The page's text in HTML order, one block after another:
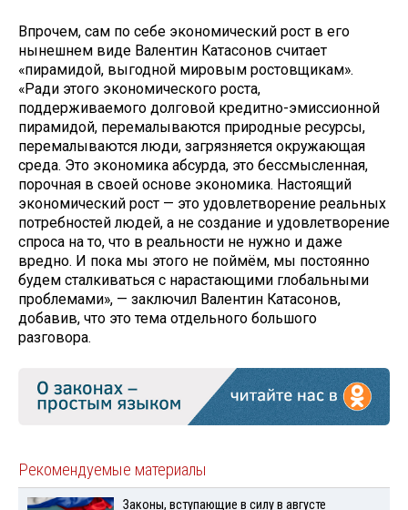
Впрочем, сам по себе экономический рост в его
нынешнем виде Валентин Катасонов считает
«пирамидой, выгодной мировым ростовщикам».
«Ради этого экономического роста,
поддерживаемого долговой кредитно-эмиссионной
пирамидой, перемалываются природные ресурсы,
перемалываются люди, загрязняется окружающая
среда. Это экономика абсурда, это бессмысленная,
порочная в своей основе экономика. Настоящий
экономический рост — это удовлетворение реальных
потребностей людей, а не создание и удовлетворение
спроса на то, что в реальности не нужно и даже
вредно. И пока мы этого не поймём, мы постоянно
будем сталкиваться с нарастающими глобальными
проблемами», — заключил Валентин Катасонов,
добавив, что это тема отдельного большого
разговора.
Рекомендуемые материалы
Законы, вступающие в силу в августе